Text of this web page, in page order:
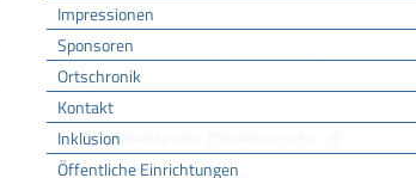
Impressionen
Sponsoren
Ortschronik
Kontakt
Inklusion
Öffentliche Einrichtungen
Wenn Sie das Geschäft eines
möchten, benötigen Sie eine Erlaubnis.
ONLINEANTRAG UND FORMULARE
Gründung eines Pfandleihgewerbes